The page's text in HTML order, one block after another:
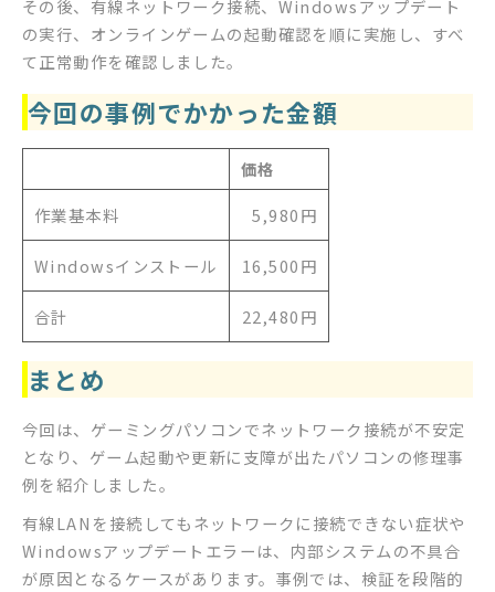
その後、有線ネットワーク接続、Windowsアップデート
の実行、オンラインゲームの起動確認を順に実施し、すべ
て正常動作を確認しました。
今回の事例でかかった金額
価格
作業基本料
5,980円
Windowsインストール 16,500円
合計 22,480円
まとめ
今回は、ゲーミングパソコンでネットワーク接続が不安定
となり、ゲーム起動や更新に支障が出たパソコンの修理事
例を紹介しました。
有線LANを接続してもネットワークに接続できない症状や
Windowsアップデートエラーは、内部システムの不具合
が原因となるケースがあります。事例では、検証を段階的